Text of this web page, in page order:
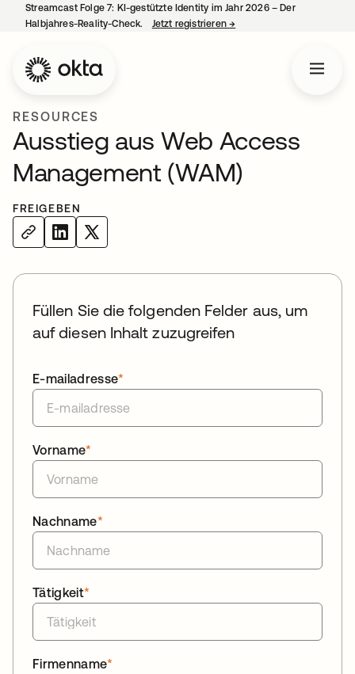
Streamcast Folge 7: KI-gestützte Identity im Jahr 2026 – Der
Halbjahres-Reality-Check.
Jetzt registrieren→
RESOURCES
Ausstieg aus Web Access
Management (WAM)
FREIGEBEN
Füllen Sie die folgenden Felder aus, um
auf diesen Inhalt zuzugreifen
*
E-mailadresse
*
Vorname
*
Nachname
*
Tätigkeit
*
Firmenname